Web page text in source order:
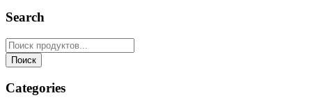
Search
Categories